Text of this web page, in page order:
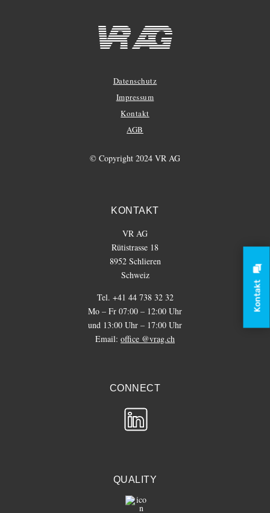
Datenschutz
Impressum
Kontakt
AGB
© Copyright 2024 VR AG
KONTAKT
VR AG
Rütistrasse 18
8952 Schlieren
Schweiz
Tel. +41 44 738 32 32
Mo – Fr 07:00 – 12:00 Uhr
und 13:00 Uhr – 17:00 Uhr
Email: office @vrag.ch
CONNECT
QUALITY
Kontakt